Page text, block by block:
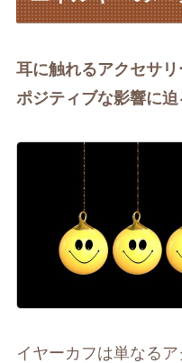
耳に触れるアクセサ
ポジティブな影響に迫
イヤーカフは単なる